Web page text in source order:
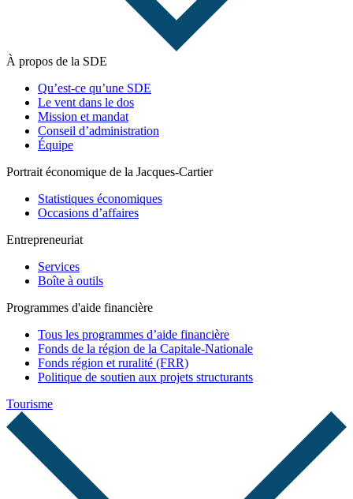
À propos de la SDE
Qu’est-ce qu’une SDE
Le vent dans le dos
Mission et mandat
Conseil d’administration
Équipe
Portrait économique de la Jacques-Cartier
Statistiques économiques
Occasions d’affaires
Entrepreneuriat
Services
Boîte à outils
Programmes d'aide financière
Tous les programmes d’aide financière
Fonds de la région de la Capitale-Nationale
Fonds région et ruralité (FRR)
Politique de soutien aux projets structurants
Tourisme